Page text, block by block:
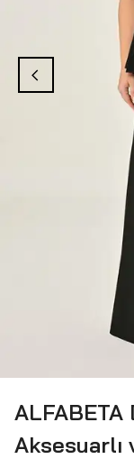
ALFABETA
Aksesuarlı